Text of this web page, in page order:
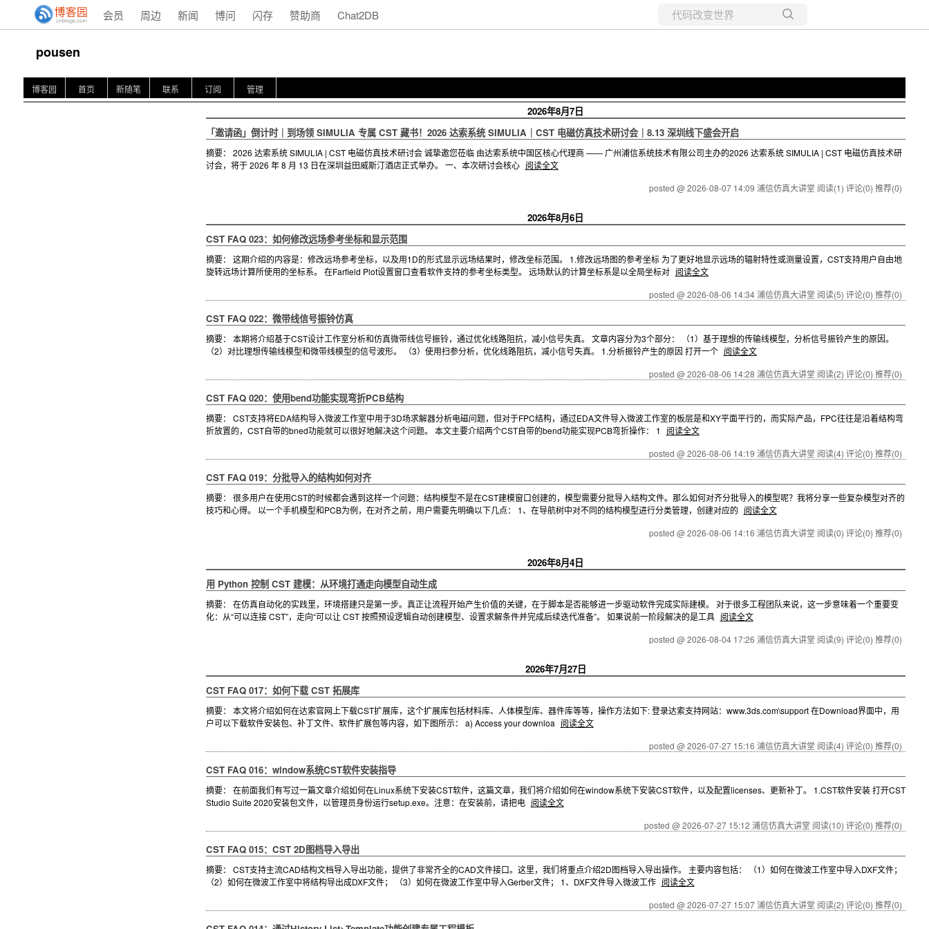
会员 周边 新闻 博问 闪存 赞助商 Chat2DB
pousen
博客园 首页 新随笔 联系 订阅 管理
2026年8月7日
「邀请函」倒计时｜到场领 SIMULIA 专属 CST 藏书！2026 达索系统 SIMULIA｜CST 电磁仿真技术研讨会｜8.13 深圳线下盛会开启
摘要： 2026 达索系统 SIMULIA | CST 电磁仿真技术研讨会 诚挚邀您莅临 由达索系统中国区核心代理商 —— 广州浦信系统技术有限公司主办的2026 达索系统 SIMULIA | CST 电磁仿真技术研
讨会，将于 2026 年 8 月 13 日在深圳益田威斯汀酒店正式举办。 一、本次研讨会核心 阅读全文
posted @ 2026-08-07 14:09 浦信仿真大讲堂 阅读(1) 评论(0) 推荐(0)
2026年8月6日
CST FAQ 023：如何修改远场参考坐标和显示范围
摘要： 这期介绍的内容是：修改远场参考坐标，以及用1D的形式显示远场结果时，修改坐标范围。 1.修改远场图的参考坐标 为了更好地显示远场的辐射特性或测量设置，CST支持用户自由地
旋转远场计算所使用的坐标系。 在Farfield Plot设置窗口查看软件支持的参考坐标类型。 远场默认的计算坐标系是以全局坐标对 阅读全文
posted @ 2026-08-06 14:34 浦信仿真大讲堂 阅读(5) 评论(0) 推荐(0)
CST FAQ 022：微带线信号振铃仿真
摘要： 本期将介绍基于CST设计工作室分析和仿真微带线信号振铃，通过优化线路阻抗，减小信号失真。 文章内容分为3个部分： （1）基于理想的传输线模型，分析信号振铃产生的原因。
（2）对比理想传输线模型和微带线模型的信号波形。 （3）使用扫参分析，优化线路阻抗，减小信号失真。 1.分析振铃产生的原因 打开一个 阅读全文
posted @ 2026-08-06 14:28 浦信仿真大讲堂 阅读(2) 评论(0) 推荐(0)
CST FAQ 020：使用bend功能实现弯折PCB结构
摘要： CST支持将EDA结构导入微波工作室中用于3D场求解器分析电磁问题，但对于FPC结构，通过EDA文件导入微波工作室的板层是和XY平面平行的，而实际产品，FPC往往是沿着结构弯
折放置的，CST自带的bned功能就可以很好地解决这个问题。 本文主要介绍两个CST自带的bend功能实现PCB弯折操作： 1
阅读全文
posted @ 2026-08-06 14:19 浦信仿真大讲堂 阅读(4) 评论(0) 推荐(0)
CST FAQ 019：分批导入的结构如何对齐
摘要： 很多用户在使用CST的时候都会遇到这样一个问题：结构模型不是在CST建模窗口创建的，模型需要分批导入结构文件。那么如何对齐分批导入的模型呢？我将分享一些复杂模型对齐的
技巧和心得。 以一个手机模型和PCB为例，在对齐之前，用户需要先明确以下几点： 1、在导航树中对不同的结构模型进行分类管理，创建对应的 阅读全文
posted @ 2026-08-06 14:16 浦信仿真大讲堂 阅读(0) 评论(0) 推荐(0)
2026年8月4日
用 Python 控制 CST 建模：从环境打通走向模型自动生成
摘要： 在仿真自动化的实践里，环境搭建只是第一步。真正让流程开始产生价值的关键，在于脚本是否能够进一步驱动软件完成实际建模。 对于很多工程团队来说，这一步意味着一个重要变
化：从“可以连接 CST”，走向“可以让 CST 按照预设逻辑自动创建模型、设置求解条件并完成后续迭代准备”。 如果说前一阶段解决的是工具 阅读全文
posted @ 2026-08-04 17:26 浦信仿真大讲堂 阅读(9) 评论(0) 推荐(0)
2026年7月27日
CST FAQ 017：如何下载 CST 拓展库
摘要： 本文将介绍如何在达索官网上下载CST扩展库，这个扩展库包括材料库、人体模型库、器件库等等，操作方法如下: 登录达索支持网站：www.3ds.com\support 在Download界面中，用
户可以下载软件安装包、补丁文件、软件扩展包等内容，如下图所示： a) Access your downloa 阅读全文
posted @ 2026-07-27 15:16 浦信仿真大讲堂 阅读(4) 评论(0) 推荐(0)
CST FAQ 016：window系统CST软件安装指导
摘要： 在前面我们有写过一篇文章介绍如何在Linux系统下安装CST软件，这篇文章，我们将介绍如何在window系统下安装CST软件，以及配置licenses、更新补丁。 1.CST软件安装 打开CST
Studio Suite 2020安装包文件，以管理员身份运行setup.exe。注意：在安装前，请把电 阅读全文
posted @ 2026-07-27 15:12 浦信仿真大讲堂 阅读(10) 评论(0) 推荐(0)
CST FAQ 015：CST 2D图档导入导出
摘要： CST支持主流CAD结构文档导入导出功能，提供了非常齐全的CAD文件接口。这里，我们将重点介绍2D图档导入导出操作。 主要内容包括： （1）如何在微波工作室中导入DXF文件；
（2）如何在微波工作室中将结构导出成DXF文件； （3）如何在微波工作室中导入Gerber文件； 1、DXF文件导入微波工作 阅读全文
posted @ 2026-07-27 15:07 浦信仿真大讲堂 阅读(2) 评论(0) 推荐(0)